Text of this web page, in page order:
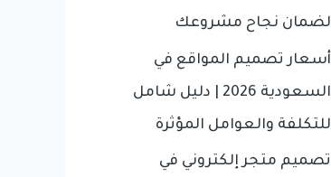
r
:
لضمان نجاح مشروعك
أسعار تصميم المواقع في
السعودية 2026 | دليل شامل
للتكلفة والعوامل المؤثرة
تصميم متجر إلكتروني في